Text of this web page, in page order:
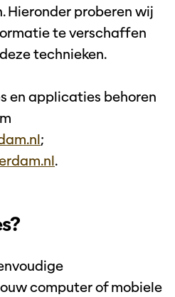
Hieronder proberen wij
te verschaffen
technieken.
en applicaties behoren
;
.
computer of mobiele